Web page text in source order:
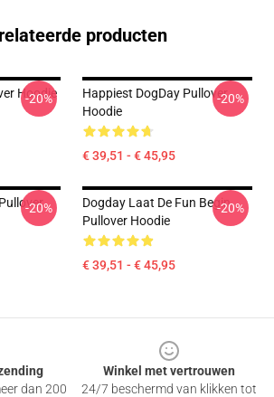
producten
Hoodie
-20%
Happiest DogDay Pullover
Hoodie
€ 39,51 - € 45,95
-20%
-20%
Dogday Laat De Fun Begin
Pullover Hoodie
€ 39,51 - € 45,95
-20%
dan 200
Winkel met vertrouwen
24/7 beschermd van klikken tot